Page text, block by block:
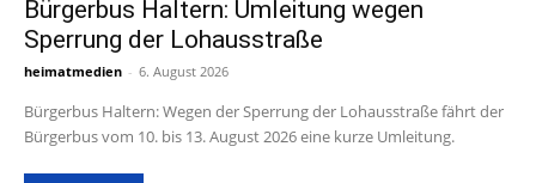
Bürgerbus Haltern: Umleitung wegen
Sperrung der Lohausstraße
heimatmedien - 6. August 2026
Bürgerbus Haltern: Wegen der Sperrung der Lohausstraße fährt der
Bürgerbus vom 10. bis 13. August 2026 eine kurze Umleitung.